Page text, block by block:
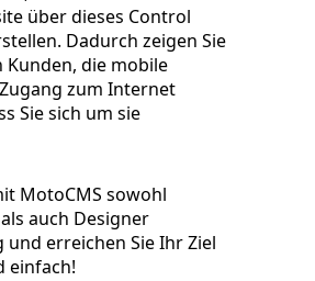
über dieses Control
Dadurch zeigen Sie
Kunden, die mobile
zum Internet
Sie sich um sie
MotoCMS sowohl
auch Designer
und erreichen Sie Ihr Ziel
einfach!